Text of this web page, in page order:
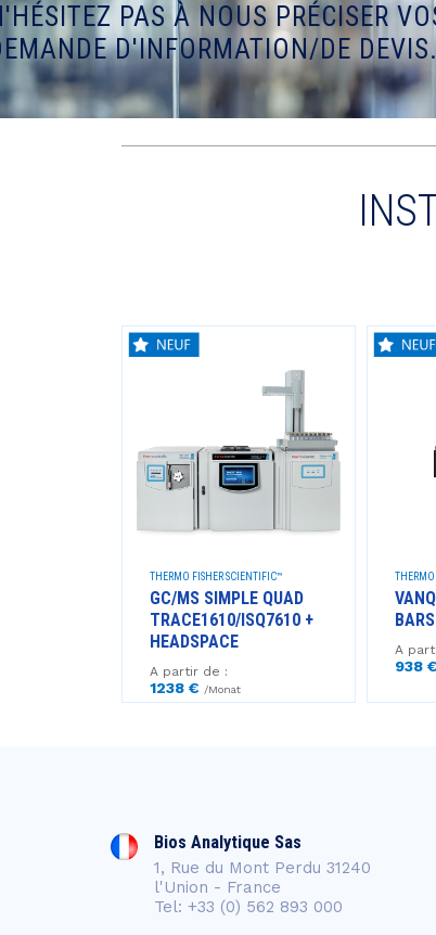
PAS À NOUS PRÉCISER
D'INFORMATION/DE
THERMO FISHER SCIENTIFIC™
GC/MS SIMPLE QUAD
TRACE1610/ISQ7610 +
HEADSPACE
A partir de :
1238 € /Monat
BARS
A
938 €
Bios Analytique Sas
1, Rue du Mont Perdu 31240
l'Union - France
Tel: +33 (0) 562 893 000